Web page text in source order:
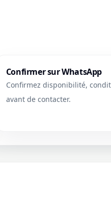
Confirmer sur WhatsApp
Confirmez disponibilité,
avant de contacter.